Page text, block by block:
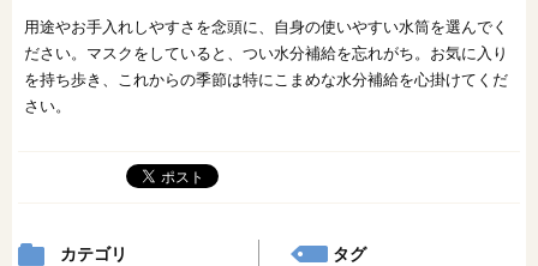
用途やお手入れしやすさを念頭に、自身の使いやすい水筒を選んでく
ださい。マスクをしていると、つい水分補給を忘れがち。お気に入り
を持ち歩き、これからの季節は特にこまめな水分補給を心掛けてくだ
さい。
カテゴリ
タグ